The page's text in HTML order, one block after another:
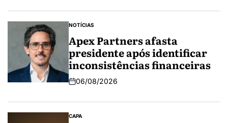
NOTÍCIAS
Apex Partners afasta
presidente após identificar
inconsistências financeiras
06/08/2026
CAPA